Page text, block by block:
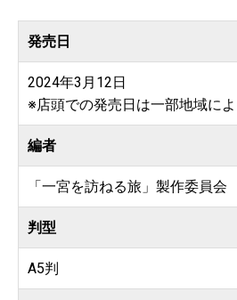
発売日
2024年3月12日
※店頭での発売日は一部地域によ
編者
「一宮を訪ねる旅」製作委員会
判型
A5判